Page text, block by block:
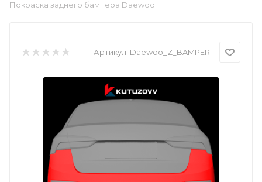
Покраска заднего бампера Daewoo
Артикул: Daewoo_Z_BAMPER